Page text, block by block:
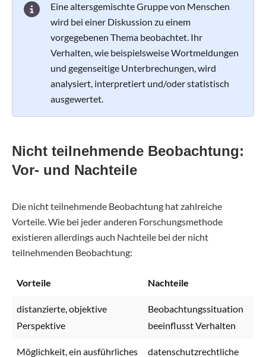
Eine altersgemischte Gruppe von Menschen
wird bei einer Diskussion zu einem
vorgegebenen Thema beobachtet. Ihr
Verhalten, wie beispielsweise Wortmeldungen
und gegenseitige Unterbrechungen, wird
analysiert, interpretiert und/oder statistisch
ausgewertet.
Nicht teilnehmende Beobachtung:
Vor- und Nachteile
Die nicht teilnehmende Beobachtung hat zahlreiche
Vorteile. Wie bei jeder anderen Forschungsmethode
existieren allerdings auch Nachteile bei der nicht
teilnehmenden Beobachtung:
Vorteile Nachteile
distanzierte, objektive
Perspektive
Beobachtungssituation
beeinflusst Verhalten
Möglichkeit, ein ausführliches datenschutzrechtliche